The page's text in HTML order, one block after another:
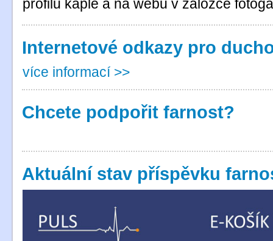
profilu kaple a na webu v záložce
Internetové odkazy pro
více informací >>
Chcete podpořit farnost?
Aktuální stav příspěvku